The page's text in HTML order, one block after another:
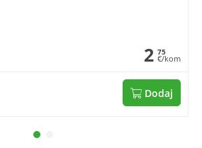
2 75
€/kom
Dodaj